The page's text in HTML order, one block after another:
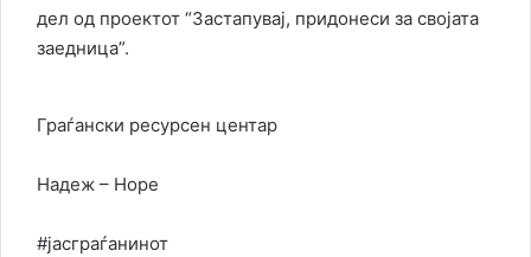
дел од проектот “Застапувај, придонеси за својата
заедница”.
Граѓански ресурсен центар
Надеж – Норе
#јасграѓанинот